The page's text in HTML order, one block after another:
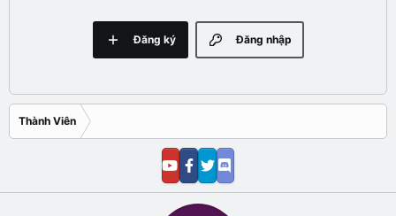
Đăng nhập
Đăng ký
Thành Viên